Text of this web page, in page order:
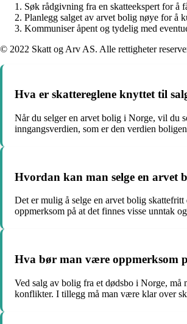
Søk rådgivning fra en skatteekspert for å
Planlegg salget av arvet bolig nøye for å
Kommuniser åpent og tydelig med
© 2022 Skatt og Arv AS. Alle rettigheter
Hva er skattereglene knyttet til
Når du selger en arvet bolig i Norge, vil du
inngangsverdien, som er den verdien
Hvordan kan man selge en arvet
Det er mulig å selge en arvet bolig
oppmerksom på at det finnes visse unntak
Hva bør man være oppmerksom
Ved salg av bolig fra et dødsbo i Norge, må
konflikter. I tillegg må man være klar over